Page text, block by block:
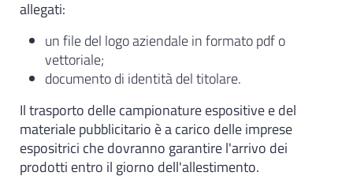
allegati:
un file del logo aziendale in formato pdf o
vettoriale;
documento di identità del titolare.
Il trasporto delle campionature espositive e del
materiale pubblicitario è a carico delle imprese
espositrici che dovranno garantire l'arrivo dei
prodotti entro il giorno dell'allestimento.